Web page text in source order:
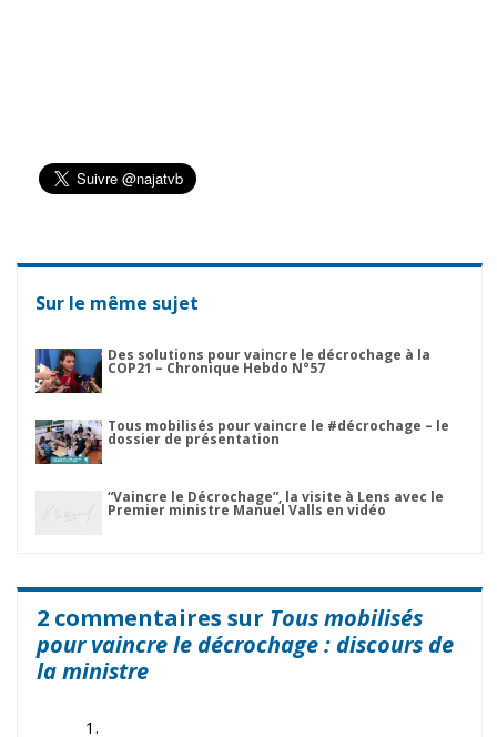
Sur le même sujet
Des solutions pour vaincre le décrochage à la
COP21 – Chronique Hebdo N°57
Tous mobilisés pour vaincre le #décrochage – le
dossier de présentation
“Vaincre le Décrochage”, la visite à Lens avec le
Premier ministre Manuel Valls en vidéo
2 commentaires sur Tous mobilisés
pour vaincre le décrochage : discours de
la ministre